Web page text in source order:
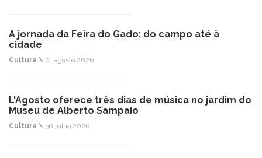
A jornada da Feira do Gado: do campo até à
cidade
Cultura \ 01 agosto 2026
L'Agosto oferece três dias de música no jardim do
Museu de Alberto Sampaio
Cultura \ 30 julho 2026